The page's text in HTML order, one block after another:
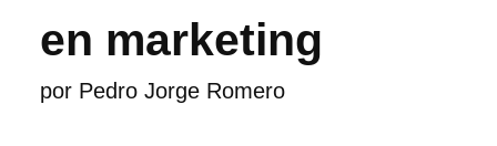
en marketing
por Pedro Jorge Romero